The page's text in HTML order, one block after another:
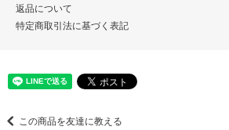
返品について
特定商取引法に基づく表記
この商品を友達に教える